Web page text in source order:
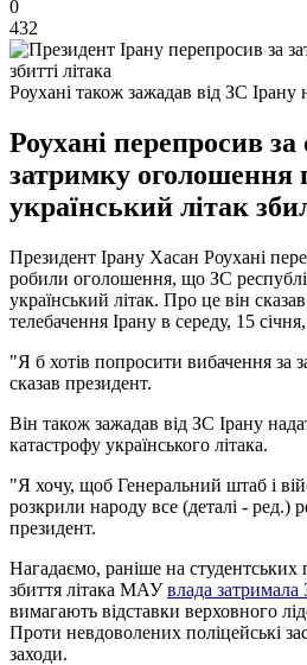
0
432
Роухані також зажадав від ЗС Ірану
Роухані перепросив
затримку оголошення
український літак
Президент Ірану Хасан Роухані
робили оголошення, що ЗС
український літак. Про це він сказав
телебачення Ірану в середу, 15
"Я б хотів попросити вибачення за
сказав президент.
Він також зажадав від ЗС Ірану
катастрофу українського літака.
"Я хочу, щоб Генеральний штаб і
розкрили народу все (деталі - ред.)
президент.
Нагадаємо, раніше на студентських
збиття літака МАУвлада затримала
вимагають відставки верховного
Проти невдоволених поліцейські
заходи.